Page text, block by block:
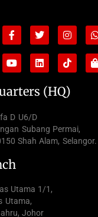
Facebook-
f
Twitter
YoutubeLinkedinTiktok
(HQ)
D U6/D
Subang Permai,
Shah Alam, Selangor.
Utama 1/1,
Utama,
Johor